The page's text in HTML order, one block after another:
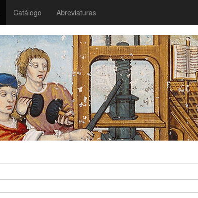
Catálogo Abreviaturas